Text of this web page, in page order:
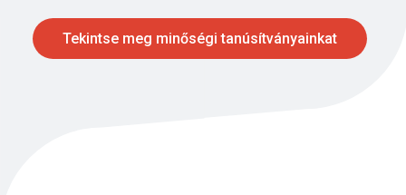
Tekintse meg minőségi tanúsítványainkat